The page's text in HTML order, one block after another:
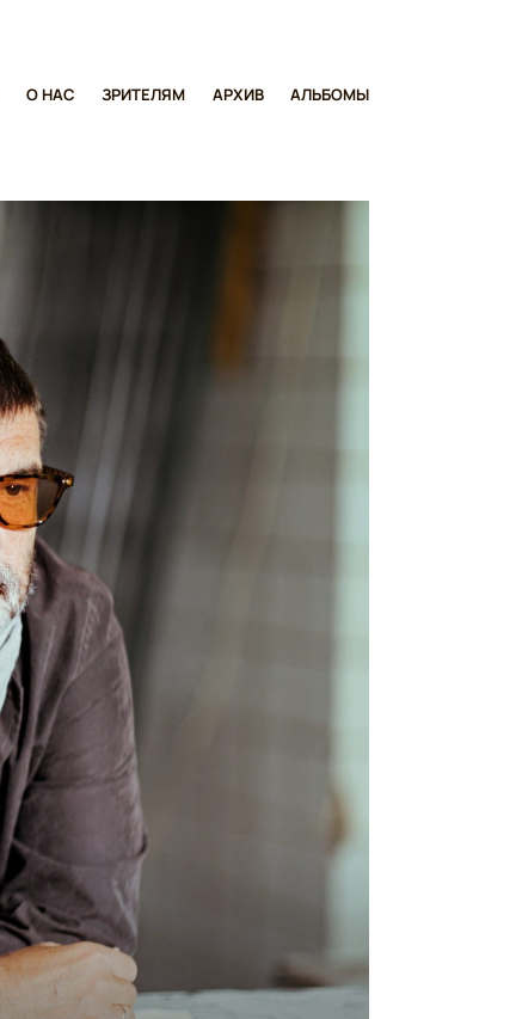
О НАС ЗРИТЕЛЯМ АРХИВ АЛЬБОМЫ